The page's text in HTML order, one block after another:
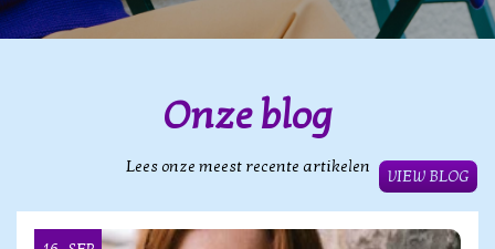
Onze blog
Lees onze meest recente artikelen
VIEW BLOG